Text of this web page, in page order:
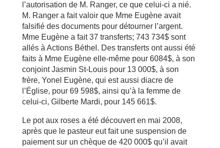
l’autorisation de M. Ranger, ce que celui-ci a nié.
M. Ranger a fait valoir que Mme Eugène avait
falsifié des documents pour détourner l’argent.
Mme Eugène a fait 37 transferts; 743 734$ sont
allés à Actions Béthel. Des transferts ont aussi été
faits à Mme Eugène elle-même pour 6084$, à son
conjoint Jasmin St-Louis pour 13 000$, à son
frère, Yonel Eugène, qui est aussi diacre de
l’Église, pour 69 598$, ainsi qu’à la femme de
celui-ci, Gilberte Mardi, pour 145 661$.
Le pot aux roses a été découvert en mai 2008,
après que le pasteur eut fait une suspension de
paiement sur un chèque de 420 000$ qu’il avait